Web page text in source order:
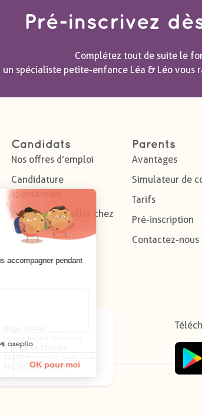
Pré-inscrivez
Complétez tout de suite le
un spécialiste petite-enfance Léa & Léo vous
Candidats
Nos offres d’emploi
Candidature
spontannée
Pourquoi travailler chez
Léa et Léo
Parents
Avantages
Simulateur de
Tarifs
Pré-inscription
Contactez-nous
7, place de l’Europe
Tel: 02 31 47 98 81